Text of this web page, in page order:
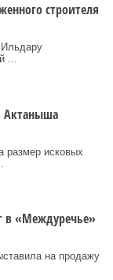
строителя
...
Актаныша
размер исковых
в «Междуречье»
на продажу